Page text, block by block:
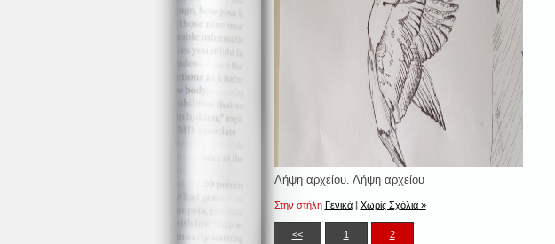
Λήψη αρχείου. Λήψη αρχείου
Στην στήλη Γενικά | Χωρίς Σχόλια »
<< 1 2